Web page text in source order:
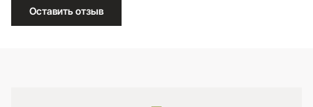
Оставить отзыв